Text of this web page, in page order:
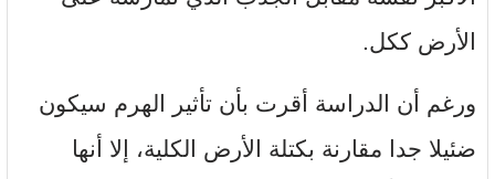
الأرض ككل.
ورغم أن الدراسة أقرت بأن تأثير الهرم سيكون
ضئيلا جدا مقارنة بكتلة الأرض الكلية، إلا أنها